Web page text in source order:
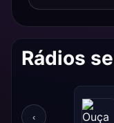
Rádios
‹